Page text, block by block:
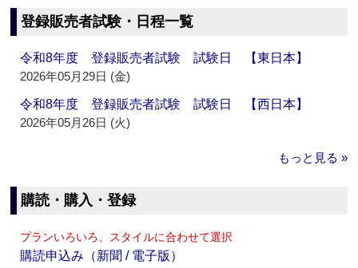
登録販売者試験・日程一覧
令和8年度 登録販売者試験 試験日 【東日本】
2026年05月29日 (金)
令和8年度 登録販売者試験 試験日 【西日本】
2026年05月26日 (火)
もっと見る »
購読・購入・登録
プランいろいろ、スタイルに合わせて選択
購読申込み（新聞 / 電子版）